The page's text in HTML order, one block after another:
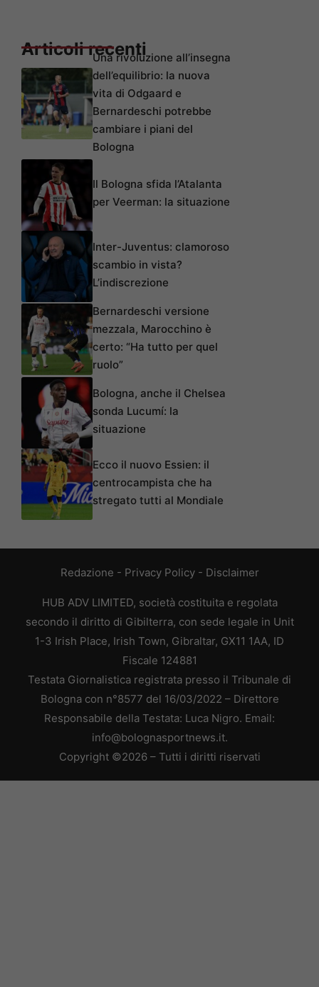
Articoli recentiUna rivoluzione all’insegna
dell’equilibrio: la nuova
vita di Odgaard e
Bernardeschi potrebbe
cambiare i piani del
Bologna
Il Bologna sfida l’Atalanta
per Veerman: la situazione
Inter-Juventus: clamoroso
scambio in vista?
L’indiscrezione
Bernardeschi versione
mezzala, Marocchino è
certo: “Ha tutto per quel
ruolo”
Bologna, anche il Chelsea
sonda Lucumí: la
situazione
Ecco il nuovo Essien: il
centrocampista che ha
stregato tutti al Mondiale
Redazione - Privacy Policy- Disclaimer
HUB ADV LIMITED, società costituita e regolata
secondo il diritto di Gibilterra, con sede legale in Unit
1-3 Irish Place, Irish Town, Gibraltar, GX11 1AA, ID
Fiscale 124881
Testata Giornalistica registrata presso il Tribunale di
Bologna con n°8577 del 16/03/2022 – Direttore
Responsabile della Testata: Luca Nigro. Email:
info@bolognasportnews.it.
Copyright ©2026 – Tutti i diritti riservati